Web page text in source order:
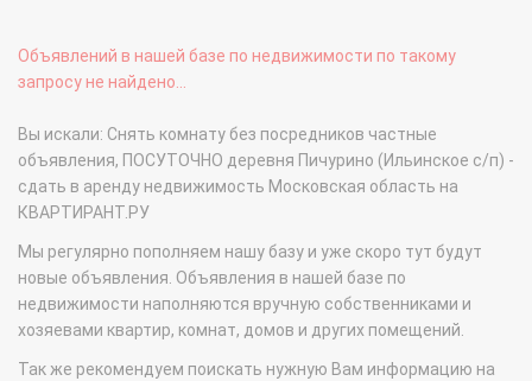
Объявлений в нашей базе по недвижимости по такому
запросу не найдено...
Вы искали: Снять комнату без посредников частные
объявления, ПОСУТОЧНО деревня Пичурино (Ильинское с/п) -
сдать в аренду недвижимость Московская область на
КВАРТИРАНТ.РУ
Мы регулярно пополняем нашу базу и уже скоро тут будут
новые объявления. Объявления в нашей базе по
недвижимости наполняются вручную собственниками и
хозяевами квартир, комнат, домов и других помещений.
Так же рекомендуем поискать нужную Вам информацию на